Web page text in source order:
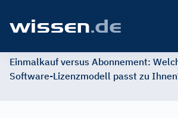
Einmalkauf versus Abonnement:
Software-Lizenzmodell passt zu